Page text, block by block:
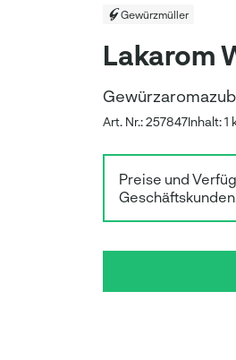
Gewürzmüller
Lakarom
Art. Nr.: 257847Inhalt: 1
Preise und